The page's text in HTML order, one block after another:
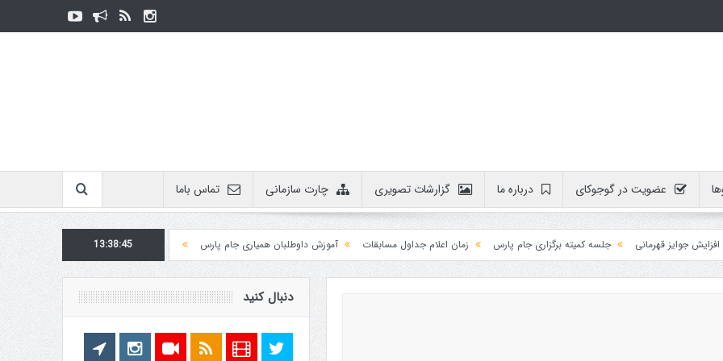
عضویت در گوجوکای درباره ما گزارشات تصویری چارت سازمانی تماس باما
جوایز قهرمانی جلسه کمیته برگزاری جام پارس زمان اعلام جداول مسابقات آموزش داوطلبان همیاری جام پارس
اطلاعیه روابط عمومی در مورد برگزاری مسابقات
13:38:45
دنبال کنید